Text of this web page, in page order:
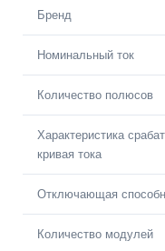
Бренд
Номинальный ток
Количество полюсов
Характеристика
кривая тока
Отключающая
Количество модулей